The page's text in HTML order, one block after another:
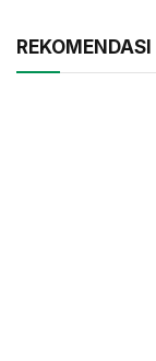
REKOMENDASI